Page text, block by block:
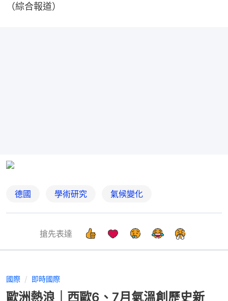
（綜合報道）
德國 學術研究 氣候變化
搶先表達
國際 即時國際
歐洲熱浪｜西歐6、7月氣溫創歷史新